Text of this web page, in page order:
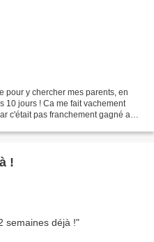
pour y chercher mes parents, en
10 jours ! Ca me fait vachement
c'était pas franchement gagné au
!